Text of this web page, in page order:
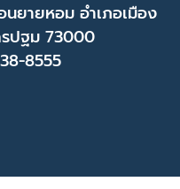
ยายหอม อำเภอเมือง
ปฐม 73000
8555